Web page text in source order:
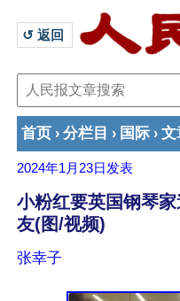
↺ 返回
首页 › 分栏目 › 国际 › 文
2024年1月23日 发表
小粉红要英国钢琴
友(图/视频)
张幸子